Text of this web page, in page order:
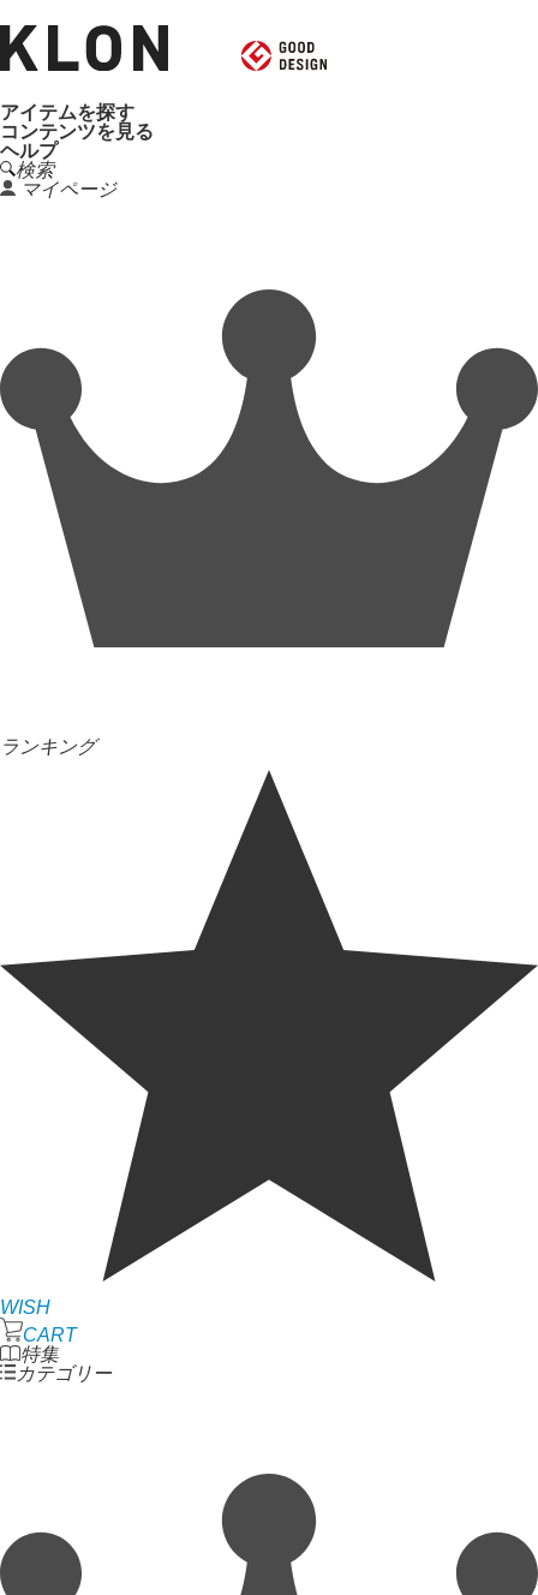
アイテムを探す
コンテンツを見る
ヘルプ
検索
マイページ
ランキング
WISH
CART
特集
カテゴリー